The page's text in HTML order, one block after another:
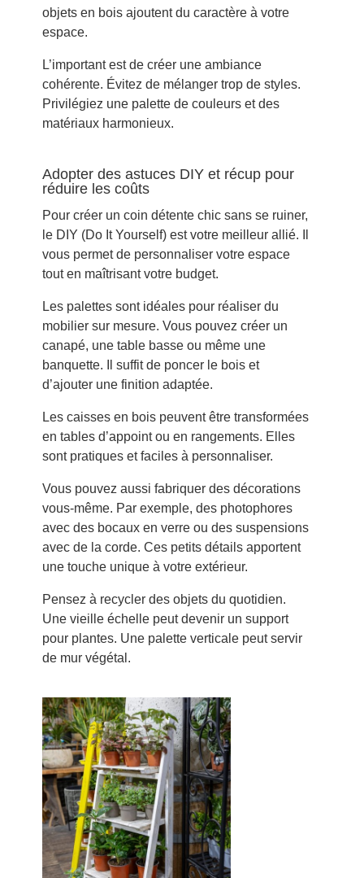
objets en bois ajoutent du caractère à votre
espace.
L’important est de créer une ambiance
cohérente. Évitez de mélanger trop de styles.
Privilégiez une palette de couleurs et des
matériaux harmonieux.
Adopter des astuces DIY et récup pour
réduire les coûts
Pour créer un coin détente chic sans se ruiner,
le DIY (Do It Yourself) est votre meilleur allié. Il
vous permet de personnaliser votre espace
tout en maîtrisant votre budget.
Les palettes sont idéales pour réaliser du
mobilier sur mesure. Vous pouvez créer un
canapé, une table basse ou même une
banquette. Il suffit de poncer le bois et
d’ajouter une finition adaptée.
Les caisses en bois peuvent être transformées
en tables d’appoint ou en rangements. Elles
sont pratiques et faciles à personnaliser.
Vous pouvez aussi fabriquer des décorations
vous-même. Par exemple, des photophores
avec des bocaux en verre ou des suspensions
avec de la corde. Ces petits détails apportent
une touche unique à votre extérieur.
Pensez à recycler des objets du quotidien.
Une vieille échelle peut devenir un support
pour plantes. Une palette verticale peut servir
de mur végétal.